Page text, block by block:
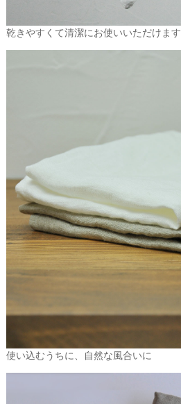
乾きやすくて清潔にお使いいただけます
使い込むうちに、自然な風合いに